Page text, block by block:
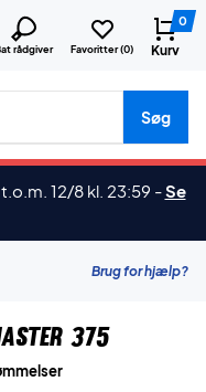
rådgiver Favoritter (0)
0
Kurv
etc.
Søg
12/8 kl. 23:59 -Se
Brug for hjælp?
375